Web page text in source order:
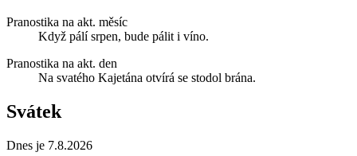
Pranostika na akt. měsíc
Když pálí srpen, bude pálit i víno.
Pranostika na akt. den
Na svatého Kajetána otvírá se stodol brána.
Svátek
Dnes je 7.8.2026